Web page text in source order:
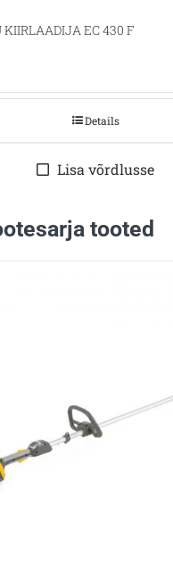
KIIRLAADIJA EC 430 F
Details
Lisa võrdlusse
tooted